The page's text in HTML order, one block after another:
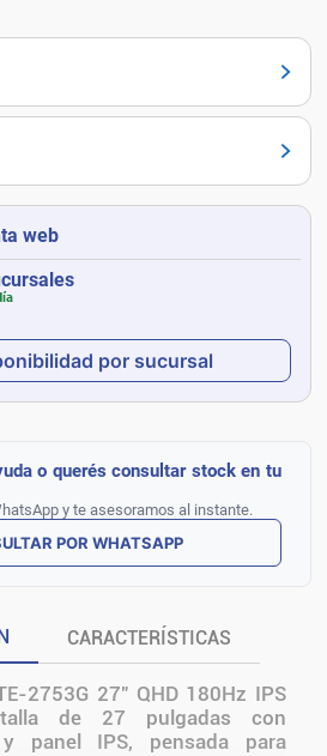
web
por sucursal
o querés consultar stock en tu
y te asesoramos al instante.
POR WHATSAPP
CARACTERÍSTICAS
2753G 27" QHD 180Hz IPS
de 27 pulgadas con
panel IPS, pensada para